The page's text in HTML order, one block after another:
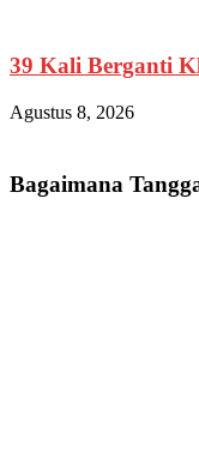
39 Kali Berganti
Agustus 8, 2026
Bagaimana